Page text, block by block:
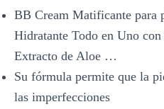
BB Cream Matificante para
Hidratante Todo en Uno
Extracto de Aloe …
Su fórmula permite que la
las imperfecciones